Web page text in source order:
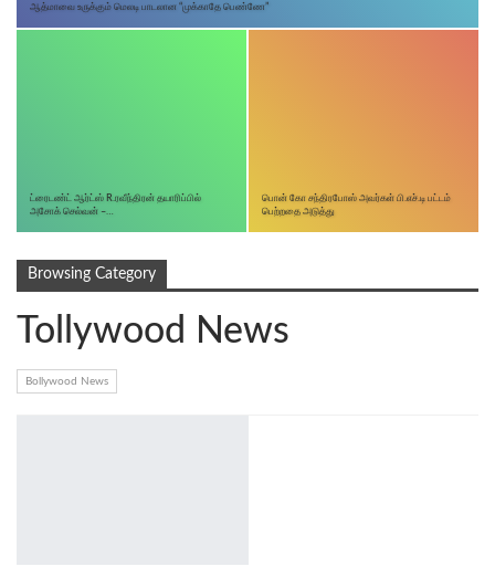
ஆத்மாவை உருக்கும் மெலடி பாடலான “முக்காதே பெண்ணே”
ட்ரைடண்ட் ஆர்ட்ஸ் R.ரவீந்திரன் தயாரிப்பில்
அசோக் செல்வன் –…
பொன் கோ சந்திரபோஸ் அவர்கள் பி.எச்.டி பட்டம்
பெற்றதை அடுத்து
Browsing Category
Tollywood News
Bollywood News